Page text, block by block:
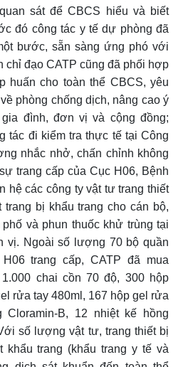
sát để CBCS hiểu và biết
đó công tác y tế dự phòng đã
bước, sẵn sàng ứng phó với
chỉ đạo CATP cũng đã phối hợp
huấn cho toàn thể CBCS, yêu
phòng chống dịch, nâng cao ý
đình, đơn vị và cộng đồng;
tác đi kiểm tra thực tế tại Công
nhắc nhở, chấn chỉnh không
trang cấp của Cục H06, Bệnh
hệ các công ty vật tư trang thiết
bị khẩu trang cho cán bộ,
và phun thuốc khử trùng tại
vị. Ngoài số lượng 70 bộ quần
trang cấp, CATP đã mua
chai cồn 70 độ, 300 hộp
rửa tay 480ml, 167 hộp gel rửa
Cloramin-B, 12 nhiệt kế hồng
số lượng vật tư, trang thiết bị
khẩu trang (khẩu trang y tế và